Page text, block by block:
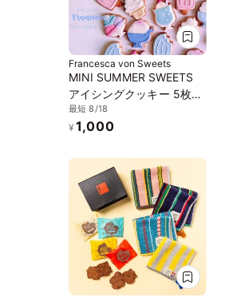
Francesca von Sweets
MINI SUMMER SWEETS
アイシングクッキー 5枚入
り お中元2026
最短 8/18
¥ 1,000